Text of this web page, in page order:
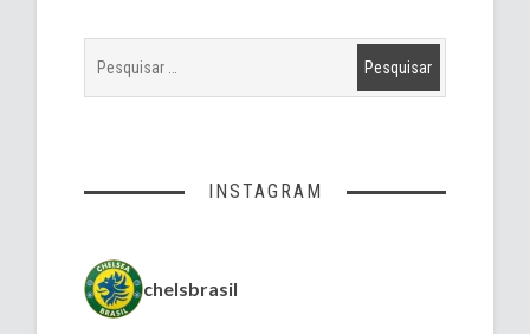
INSTAGRAM
chelsbrasil